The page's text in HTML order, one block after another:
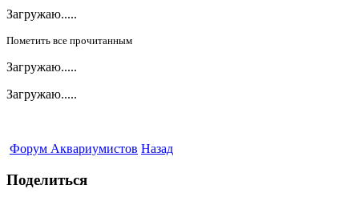
Загружаю.....
Пометить все прочитанным
Загружаю.....
Загружаю.....
Форум Аквариумистов Назад
Поделиться